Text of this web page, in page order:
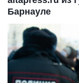
Барнауле